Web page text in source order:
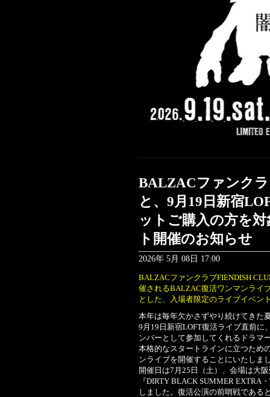
BALZACファンク
と、9月19日新宿
ットご購入の方を
ト開催のお知らせ
2026年 5月 08日 17:00
BALZACファンクラブFIENDISH
催されるBALZAC復活ワンマンライ
とした、入場者限定のライブイベン
本年は毎年欠かさずやり続けてきた
9月19日新宿LOFT復活ライブ直前に
ンバーとして参加してくれるドラマ
本格的なスタートラインに立つため
ンライブを開催することにいたしま
開催日は7月25日（土）、会場は大
『DIRTY BLACK SUMMER EXTRA
しました。復活公演の前哨戦である